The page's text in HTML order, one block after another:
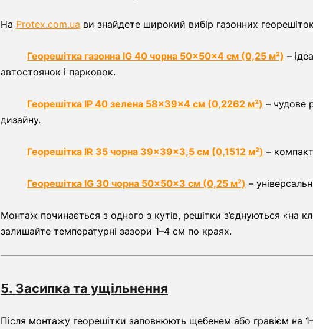
На Protex.com.ua ви знайдете широкий вибір газонних
Георешітка газонна IG 40 чорна 50×50×4 см (0,25 м²) –
автостоянок і парковок.
Георешітка IP 40 зелена 58×39×4 см (0,2262 м²) – чудове
дизайну.
Георешітка IR 35 чорна 39×39×3,5 см (0,1512 м²) –
Георешітка IG 30 чорна 50×50×3 см (0,25 м²) –
Монтаж починається з одного з кутів, решітки з’єднуються «на
залишайте температурні зазори 1–4 см по краях.
5. Засипка та ущільнення
Після монтажу георешітки заповнюють щебенем або гравієм на